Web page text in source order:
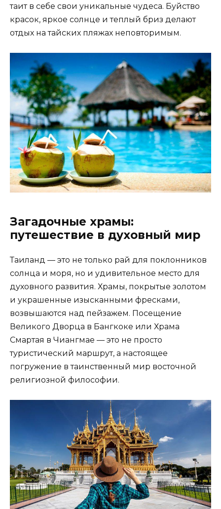
таит в себе свои уникальные чудеса. Буйство
красок, яркое солнце и теплый бриз делают
отдых на тайских пляжах неповторимым.
Загадочные храмы:
путешествие в духовный мир
Таиланд — это не только рай для поклонников
солнца и моря, но и удивительное место для
духовного развития. Храмы, покрытые золотом
и украшенные изысканными фресками,
возвышаются над пейзажем. Посещение
Великого Дворца в Бангкоке или Храма
Смартая в Чиангмае — это не просто
туристический маршрут, а настоящее
погружение в таинственный мир восточной
религиозной философии.